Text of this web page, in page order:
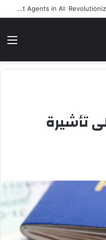
الشراء اونلاين
تأشيرة